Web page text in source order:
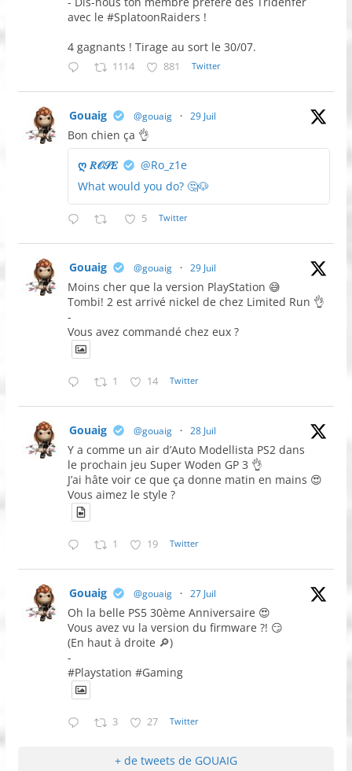
avec le #SplatoonRaiders !
4 gagnants ! Tirage au sort le 30/07.
1114 881 Twitter
Gouaig @gouaig · 29 Juil
Bon chien ça 👌
ღ 𝑅𝒪𝒮𝐸
@Ro_z1e
What would you do? 🤔🐶
5 Twitter
Gouaig @gouaig · 29 Juil
Moins cher que la version PlayStation 😅
Tombi! 2 est arrivé nickel de chez Limited Run 👌
-
Vous avez commandé chez eux ?
1 14 Twitter
Gouaig @gouaig · 28 Juil
Y a comme un air d’Auto Modellista PS2 dans
le prochain jeu Super Woden GP 3 👌
J’ai hâte voir ce que ça donne matin en mains 😍
Vous aimez le style ?
1 19 Twitter
Gouaig @gouaig · 27 Juil
Oh la belle PS5 30ème Anniversaire 😍
Vous avez vu la version du firmware ?! 😏
(En haut à droite 🔎)
-
#Playstation #Gaming
3 27 Twitter
+ de tweets de GOUAIG